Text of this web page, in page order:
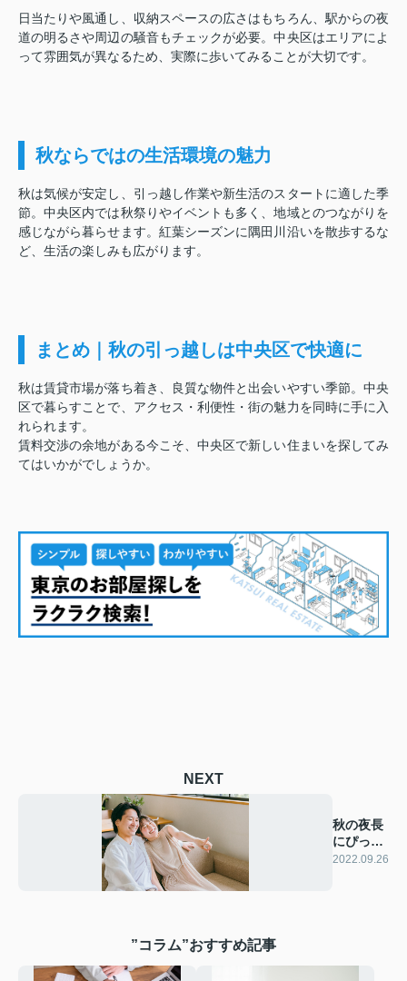
日当たりや風通し、収納スペースの広さはもちろん、駅からの夜
道の明るさや周辺の騒音もチェックが必要。中央区はエリアによ
って雰囲気が異なるため、実際に歩いてみることが大切です。
秋ならではの生活環境の魅力
秋は気候が安定し、引っ越し作業や新生活のスタートに適した季
節。中央区内では秋祭りやイベントも多く、地域とのつながりを
感じながら暮らせます。紅葉シーズンに隅田川沿いを散歩するな
ど、生活の楽しみも広がります。
まとめ｜秋の引っ越しは中央区で快適に
秋は賃貸市場が落ち着き、良質な物件と出会いやすい季節。中央
区で暮らすことで、アクセス・利便性・街の魅力を同時に手に入
れられます。
賃料交渉の余地がある今こそ、中央区で新しい住まいを探してみ
てはいかがでしょうか。
NEXT
秋の夜長
にぴった
り！映
2022.09.26
”コラム”おすすめ記事